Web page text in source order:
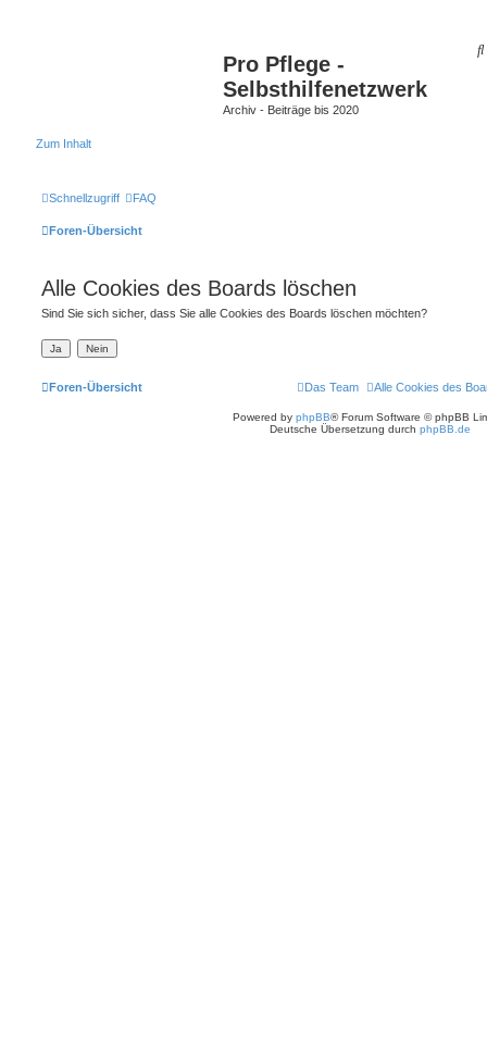
Pro Pflege -
Selbsthilfenetzwerk
Archiv - Beiträge bis 2020
Zum Inhalt
Schnellzugriff FAQ
Foren-Übersicht
Alle Cookies des Boards löschen
Sind Sie sich sicher, dass Sie alle Cookies des Boards löschen möchten?
Foren-Übersicht Alle Cookies des
Das Team
Powered by phpBB® Forum Software © phpBB
Deutsche Übersetzung durch phpBB.de